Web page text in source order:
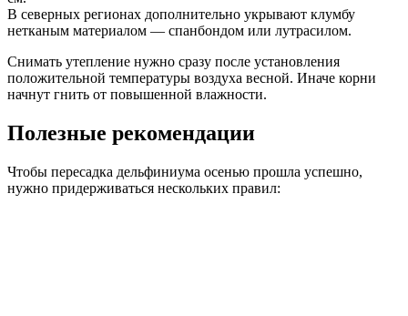
В северных регионах дополнительно укрывают клумбу
нетканым материалом — спанбондом или лутрасилом.
Снимать утепление нужно сразу после установления
положительной температуры воздуха весной. Иначе корни
начнут гнить от повышенной влажности.
Полезные рекомендации
Чтобы пересадка дельфиниума осенью прошла успешно,
нужно придерживаться нескольких правил: